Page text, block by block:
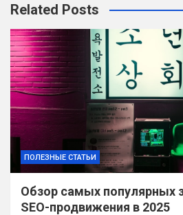
Related Posts
ПОЛЕЗНЫЕ СТАТЬИ
Обзор самых популярных
SEO-продвижения в 2025